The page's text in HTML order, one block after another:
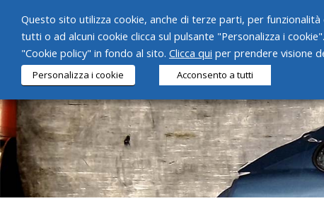
Questo sito utilizza cookie, anche di terze parti, per
tutti o ad alcuni cookie clicca sul pulsante "Personalizza i
"Cookie policy" in fondo al sito. Clicca qui per prendere visione
Personalizza i cookie Acconsento a tutti